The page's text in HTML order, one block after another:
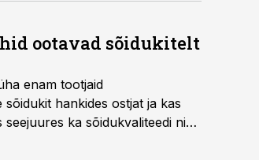
ootavad sõidukitelt
enam tootjaid
hankides ostjat ja kas
ka sõidukvaliteedi ning